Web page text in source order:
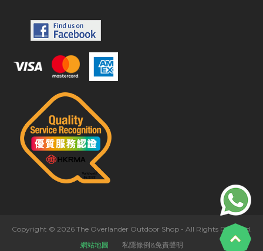
Copyright © 2026 The Overlander Outdoor Shop - All Rights Reserved.
網站地圖
私隱條例&免責聲明